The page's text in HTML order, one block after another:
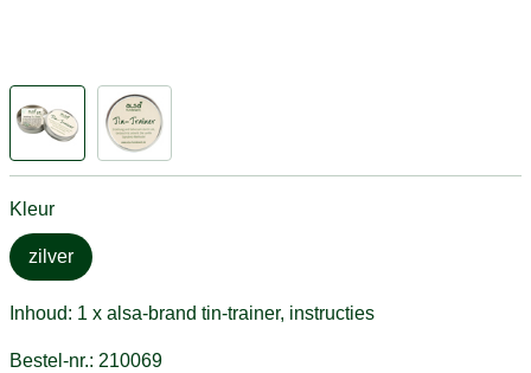
Kleur
zilver
Inhoud: 1 x alsa-brand tin-trainer, instructies
Bestel-nr.: 210069